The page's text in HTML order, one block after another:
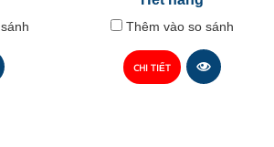
Thêm vào so sánh
CHI TIẾT